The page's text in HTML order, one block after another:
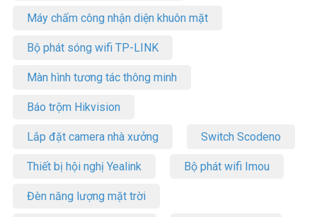
Máy chấm công nhận diện khuôn mặt
Bộ phát sóng wifi TP-LINK
Màn hình tương tác thông minh
Báo trộm Hikvision
Lắp đặt camera nhà xưởng Switch Scodeno
Thiết bị hội nghị Yealink Bộ phát wifi Imou
Đèn năng lượng mặt trời